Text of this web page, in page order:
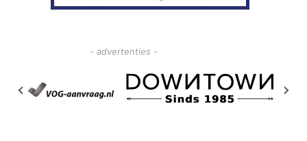
- advertenties -